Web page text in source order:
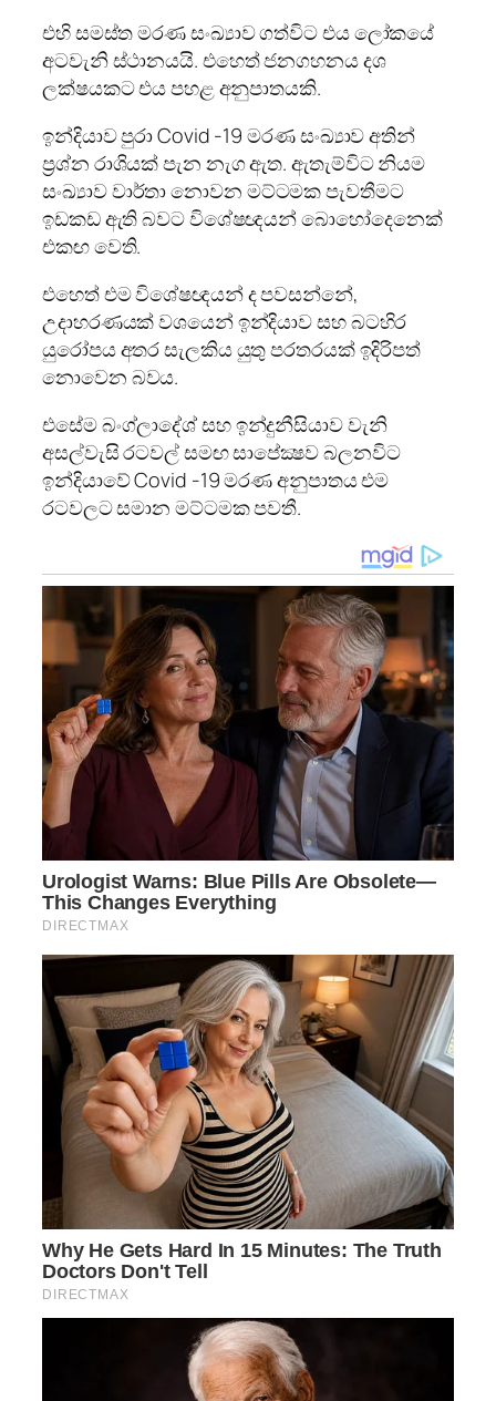
එහි සමස්ත මරණ සංඛ්‍යාව ගත්විට එය ලෝකයේ
අටවැනි ස්ථානයයි. එහෙත් ජනගහනය දශ
ලක්ෂයකට එය පහළ අනුපාතයකි.
ඉන්දියාව පුරා Covid -19 මරණ සංඛ්‍යාව අතින්
ප්‍රශ්න රාශියක් පැන නැග ඇත. ඇතැම්විට නියම
සංඛ්‍යාව වාර්තා නොවන මට්ටමක පැවතීමට
ඉඩකඩ ඇති බවට විශේෂඥයන් බොහෝදෙනෙක්
එකඟ වෙති.
එහෙත් එම විශේෂඥයන් ද පවසන්නේ,
උදාහරණයක් වශයෙන් ඉන්දියාව සහ බටහිර
යුරෝපය අතර සැලකිය යුතු පරතරයක් ඉදිරිපත්
නොවෙන බවය.
එසේම බංග්ලාදේශ් සහ ඉන්දුනීසියාව වැනි
අසල්වැසි රටවල් සමඟ සාපේක්‍ෂව බලනවිට
ඉන්දියාවේ Covid -19 මරණ අනුපාතය එම
රටවලට සමාන මට්ටමක පවතී.